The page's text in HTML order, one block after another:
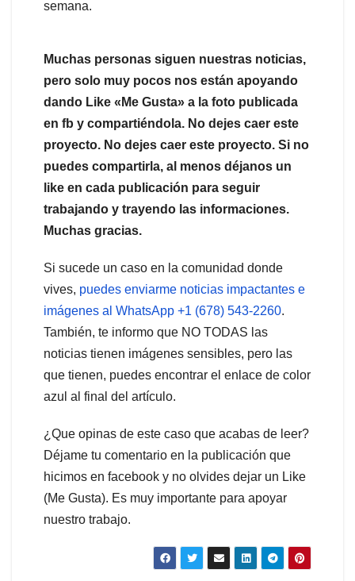
semana.
Muchas personas siguen nuestras noticias,
pero solo muy pocos nos están apoyando
dando Like «Me Gusta» a la foto publicada
en fb y compartiéndola. No dejes caer este
proyecto. No dejes caer este proyecto. Si no
puedes compartirla, al menos déjanos un
like en cada publicación para seguir
trabajando y trayendo las informaciones.
Muchas gracias.
Si sucede un caso en la comunidad donde
vives, puedes enviarme noticias impactantes e
imágenes al WhatsApp +1 (678) 543-2260.
También, te informo que NO TODAS las
noticias tienen imágenes sensibles, pero las
que tienen, puedes encontrar el enlace de color
azul al final del artículo.
¿Que opinas de este caso que acabas de leer?
Déjame tu comentario en la publicación que
hicimos en facebook y no olvides dejar un Like
(Me Gusta). Es muy importante para apoyar
nuestro trabajo.